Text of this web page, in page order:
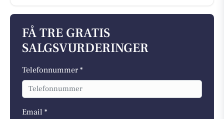
FÅ TRE GRATIS
SALGSVURDERINGER
Telefonnummer *
Email *